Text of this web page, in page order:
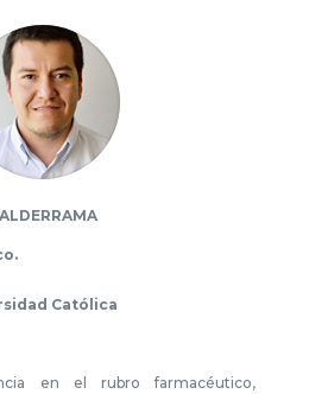
Católica
en el rubro farmacéutico,